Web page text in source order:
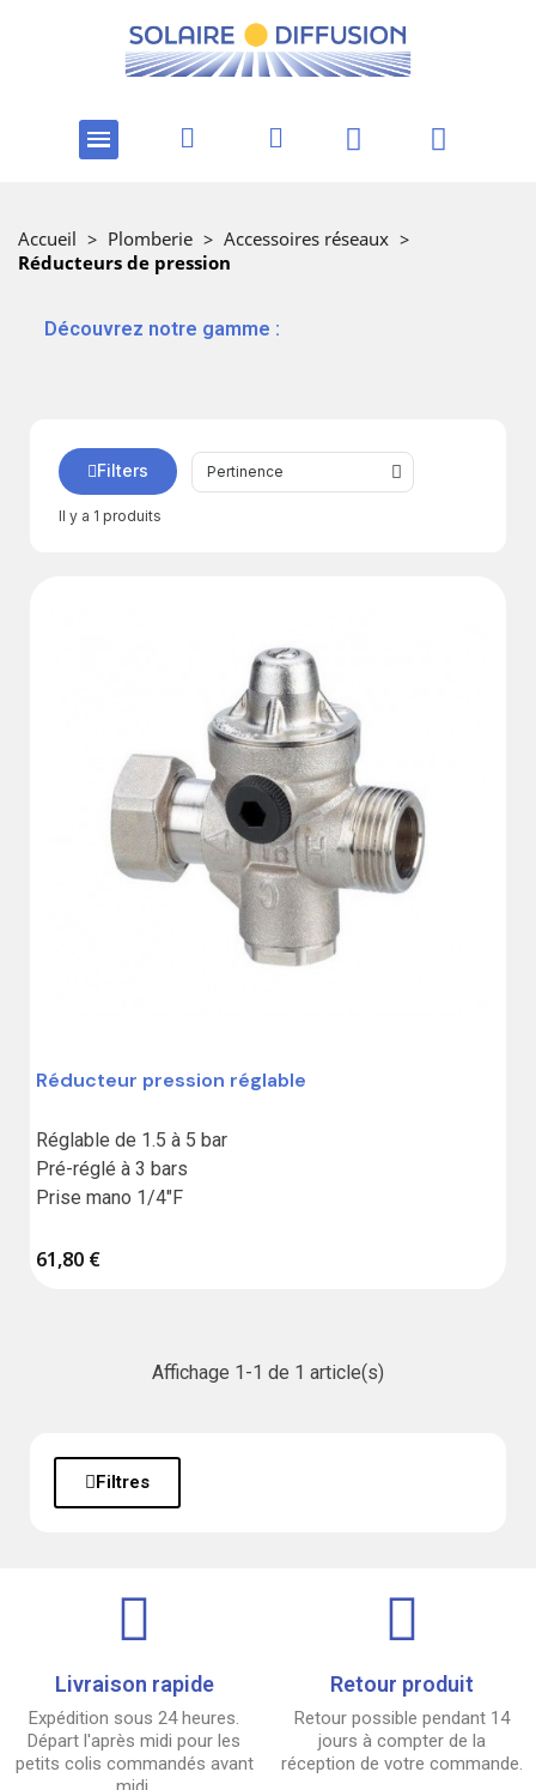
Accueil > Plomberie > Accessoires réseaux >
Réducteurs de pression
‎ ‎ ‎‎ ‎Découvrez notre gamme :
Filtres
Il y a 1 produits
Filters
Réducteur pression réglable
Réglable de 1.5 à 5 bar
Pré-réglé à 3 bars
Prise mano 1/4"F
61,80 €
Affichage 1-1 de 1 article(s)
Livraison rapide
Expédition sous 24 heures.
Départ l'après midi pour les
petits colis commandés avant
Retour produit
Retour possible pendant 14
jours à compter de la
réception de votre commande.